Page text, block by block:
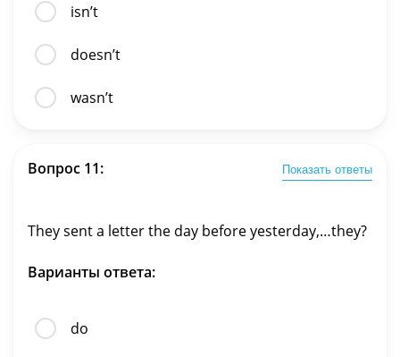
isn’t
doesn’t
wasn’t
Вопрос 11: Показать ответы
They sent a letter the day before yesterday,…they?
Варианты ответа:
do